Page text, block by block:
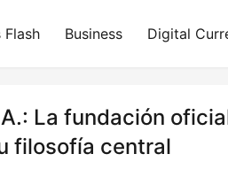
Flash Business Digital
La fundación
filosofía central